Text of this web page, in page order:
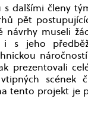
s dalšími členy
pět
návrhy museli
s jeho
prezentovali
scének
tento projekt je